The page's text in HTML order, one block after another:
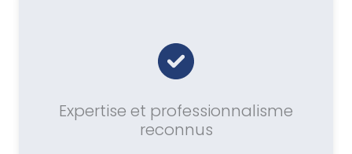
Expertise et professionnalisme
reconnus